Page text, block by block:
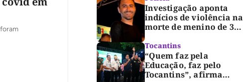
criança de 3 anos
Investigação aponta
indícios de violência na
morte de menino de 3
anos em Palmas
Tocantins
“Quem faz pela
Educação, faz pelo
Tocantins”, afirma